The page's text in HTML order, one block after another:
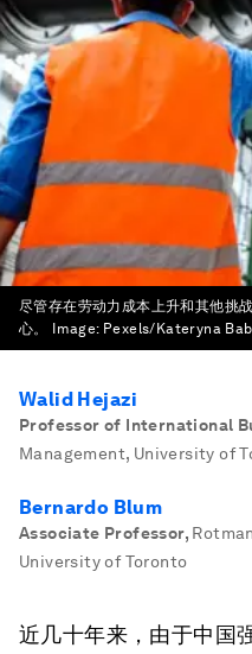
尽管存在劳动力成本上升和其他挑
心。
Image: Pexels/Kateryna
Walid Hejazi
Professor of International
Management, University of
Bernardo Blum
Associate Professor,
University of Toronto
近几十年来，由于中国